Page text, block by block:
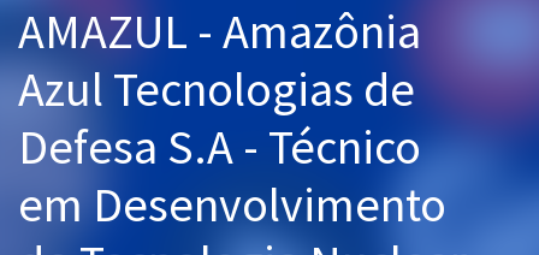
Graduação
OAB
Mentorias
AMAZUL - Amazônia
Azul Tecnologias de
Defesa S.A - Técnico
em Desenvolvimento